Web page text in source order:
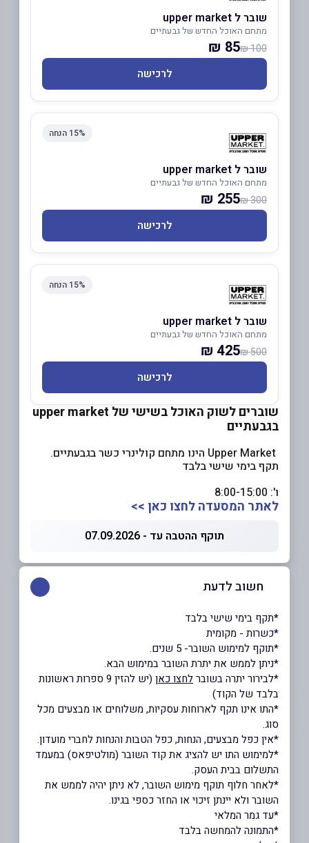
שובר ל upper market
מתחם האוכל החדש של גבעתיים
100 ₪
85 ₪
לרכישה
15% הנחה
שובר ל upper market
מתחם האוכל החדש של גבעתיים
300 ₪
255 ₪
לרכישה
15% הנחה
שובר ל upper market
מתחם האוכל החדש של גבעתיים
500 ₪
425 ₪
לרכישה
שוברים לשוק האוכל בשישי של upper market
בגבעתיים
תקף בימי שישי בלבד
ו': 8:00-15:00
לאתר המסעדה לחצו כאן >>
תוקף ההטבה עד - 07.09.2026
חשוב לדעת
*תקף בימי שישי בלבד
*כשרות - מקומית
*תוקף למימוש השובר- 5 שנים.
*ניתן לממש את יתרת השובר במימוש הבא.
*לבירור יתרה בשוברלחצו כאן
(יש להזין 9 ספרות ראשונות
בלבד של הקוד)
*התו אינו תקף לארוחות עסקיות, משלוחים או מבצעים מכל
סוג.
*אין כפל מבצעים, הנחות, כפל הטבות והנחות לחברי מועדון.
*למימוש התו יש להציג את קוד השובר (מולטיפאס) במעמד
התשלום בבית העסק.
*לאחר חלוף תוקף מימוש השובר, לא ניתן יהיה לממש את
השובר ולא יינתן זיכוי או החזר כספי בגינו.
*עד גמר המלאי
*התמונה להמחשה בלבד